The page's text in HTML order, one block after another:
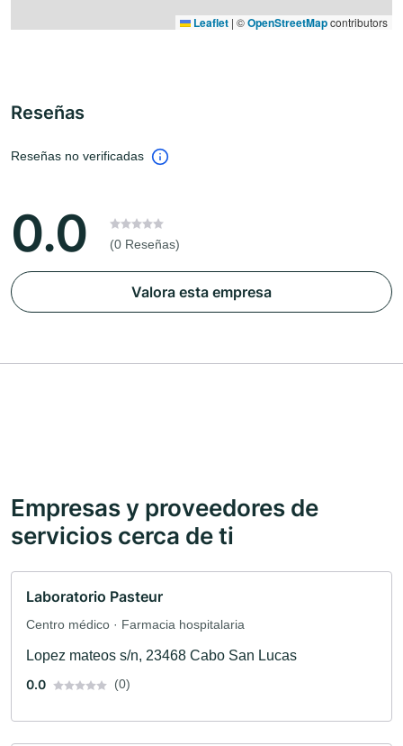
Leaflet | ©OpenStreetMapcontributors
Reseñas
Reseñas no verificadas
0.0 (0 Reseñas)
Valora esta empresa
Empresas y proveedores de
servicios cerca de ti
Laboratorio Pasteur
Centro médico · Farmacia hospitalaria
Lopez mateos s/n, 23468 Cabo San Lucas
0.0
(0)